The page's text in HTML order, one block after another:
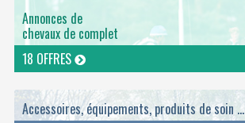
Annonces de
chevaux de complet
18 OFFRES
Accessoires, équipements, produits de soin ...